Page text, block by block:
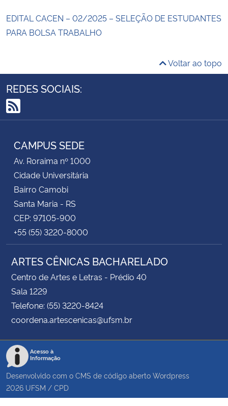
EDITAL CACEN – 02/2025 – SELEÇÃO DE ESTUDANTES
PARA BOLSA TRABALHO
Voltar ao topo
REDES SOCIAIS:
RSS
CAMPUS SEDE
Av. Roraima nº 1000
Cidade Universitária
Bairro Camobi
Santa Maria - RS
CEP: 97105-900
+55 (55) 3220-8000
ARTES CÊNICAS BACHARELADO
Centro de Artes e Letras - Prédio 40
Sala 1229
Telefone: (55) 3220-8424
coordena.artescenicas@ufsm.br
Acesso à
Informação
Desenvolvido com o CMS de código aberto Wordpress
2026 UFSM / CPD